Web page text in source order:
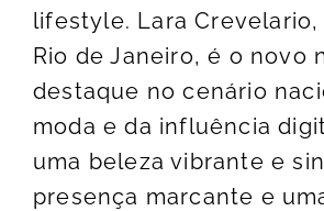
lifestyle. Lara
Rio de Janeiro, é o novo
destaque no cenário
moda e da influência
uma beleza vibrante e
presença marcante e